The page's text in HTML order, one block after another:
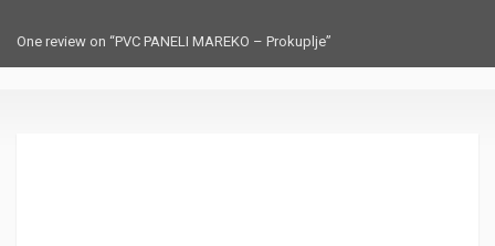
One review on “PVC PANELI MAREKO – Prokuplje”